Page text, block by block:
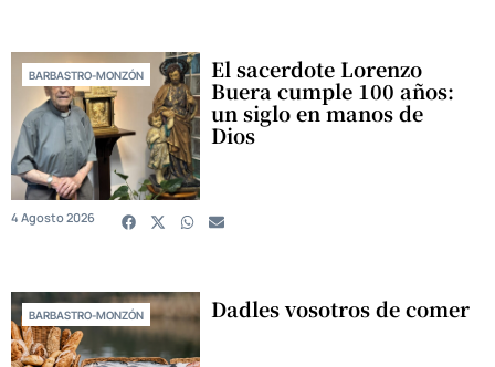
BARBASTRO-MONZÓN El sacerdote Lorenzo
Buera cumple 100 años:
un siglo en manos de
Dios
4 Agosto 2026
BARBASTRO-MONZÓN Dadles vosotros de comer